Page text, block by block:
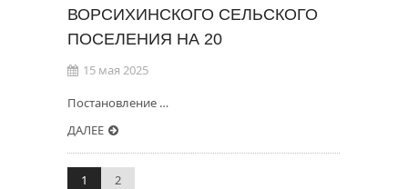
ВОРСИХИНСКОГО СЕЛЬСКОГО
ПОСЕЛЕНИЯ НА 20
15 мая 2025
Постановление …
ДАЛЕЕ
1 2